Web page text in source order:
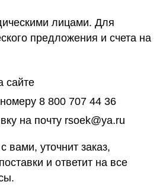
лицами. Для
предложения и счета на
сайте
8 800 707 44 36
на почту rsoek@ya.ru
вами, уточнит заказ,
и ответит на все